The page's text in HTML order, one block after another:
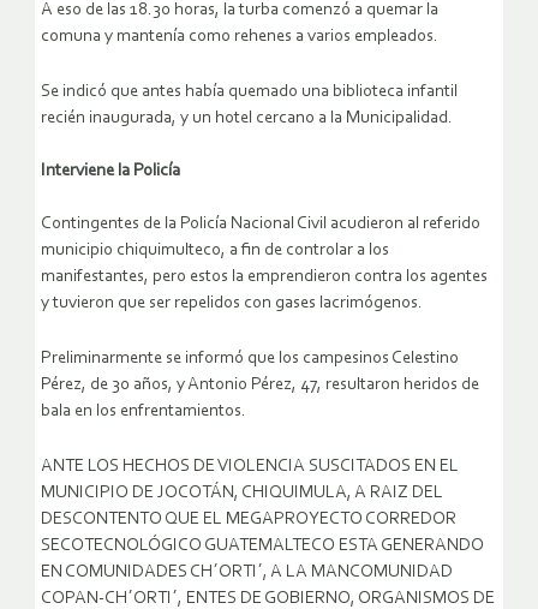
A eso de las 18.30 horas, la turba comenzó a quemar la
comuna y mantenía como rehenes a varios empleados.
Se indicó que antes había quemado una biblioteca infantil
recién inaugurada, y un hotel cercano a la Municipalidad.
Interviene la Policía
Contingentes de la Policía Nacional Civil acudieron al referido
municipio chiquimulteco, a fin de controlar a los
manifestantes, pero estos la emprendieron contra los agentes
y tuvieron que ser repelidos con gases lacrimógenos.
Preliminarmente se informó que los campesinos Celestino
Pérez, de 30 años, y Antonio Pérez, 47, resultaron heridos de
bala en los enfrentamientos.
ANTE LOS HECHOS DE VIOLENCIA SUSCITADOS EN EL
MUNICIPIO DE JOCOTÁN, CHIQUIMULA, A RAIZ DEL
DESCONTENTO QUE EL MEGAPROYECTO CORREDOR
SECOTECNOLÓGICO GUATEMALTECO ESTA GENERANDO
EN COMUNIDADES CH´ORTI´, A LA MANCOMUNIDAD
COPAN-CH´ORTI´, ENTES DE GOBIERNO, ORGANISMOS DE